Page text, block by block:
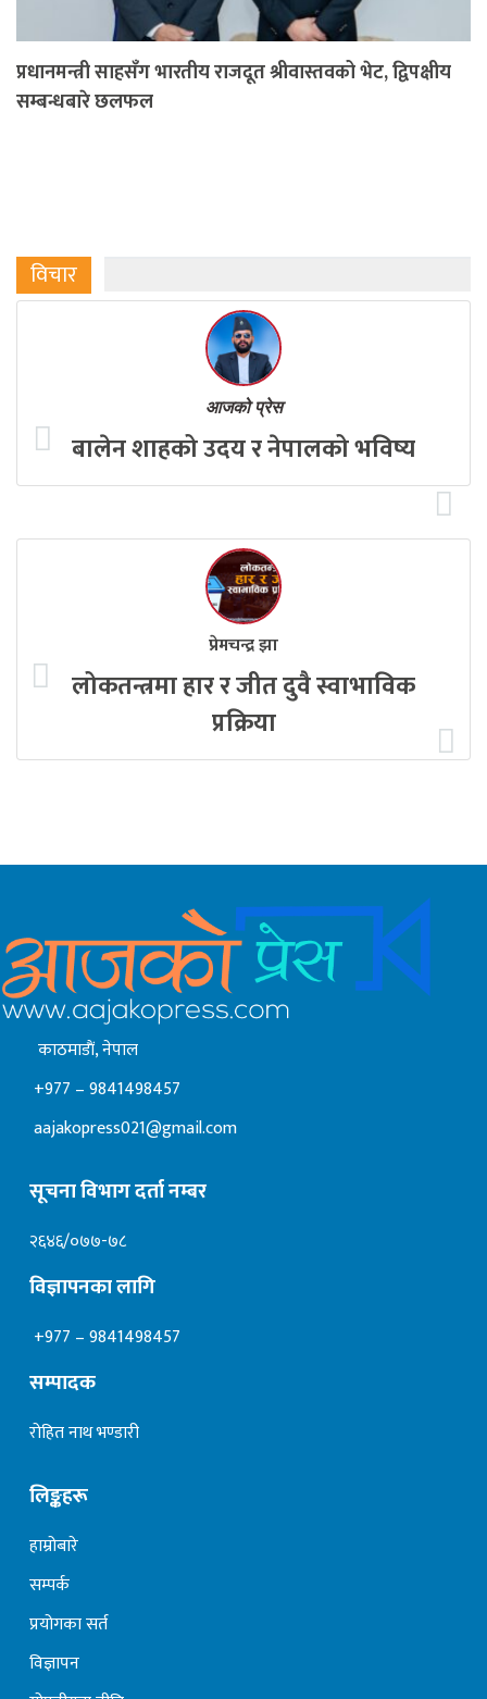
प्रधानमन्त्री साहसँग भारतीय राजदूत श्रीवास्तवको भेट, द्विपक्षीय
सम्बन्धबारे छलफल
विचार
आजको प्रेस
बालेन शाहको उदय र नेपालको भविष्य
प्रेमचन्द्र झा
लोकतन्त्रमा हार र जीत दुवै स्वाभाविक
प्रक्रिया
काठमाडाैं, नेपाल
+977 – 9841498457
aajakopress021@gmail.com
सूचना विभाग दर्ता नम्बर
२६४६/०७७-७८
विज्ञापनका लागि
+977 – 9841498457
सम्पादक
रोहित नाथ भण्डारी
लिङ्कहरू
हाम्रोबारे
सम्पर्क
प्रयोगका सर्त
विज्ञापन